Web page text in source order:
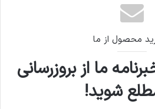
محصول از ما
ما از بروزرسانی
شوید!